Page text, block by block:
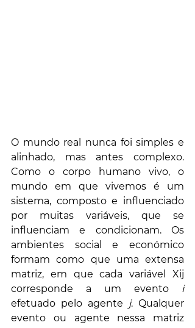
O mundo real nunca foi simples e
alinhado, mas antes complexo.
Como o corpo humano vivo, o
mundo em que vivemos é um
sistema, composto e influenciado
por muitas variáveis, que se
influenciam e condicionam. Os
ambientes social e económico
formam como que uma extensa
matriz, em que cada variável Xij
corresponde a um evento i
efetuado pelo agente j. Qualquer
evento ou agente nessa matriz